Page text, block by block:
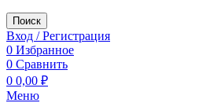
Поиск
Вход / Регистрация
0 Избранное
0 Сравнить
0 0,00 ₽
Меню